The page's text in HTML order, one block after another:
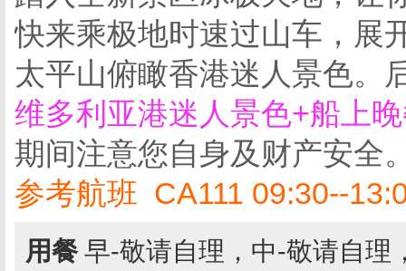
快来乘极地时速过山车，展
太平山俯瞰香港迷人景色。
维多利亚港迷人景色+船上
期间注意您自身及财产安全
参考航班 CA111 09:30--
用餐 早-敬请自理，中-敬请自理